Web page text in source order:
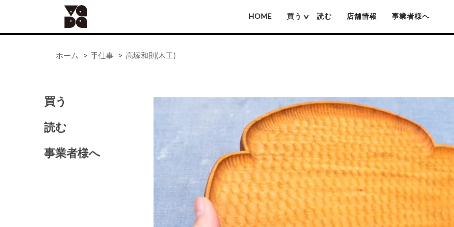
HOME 買う
池城拓真
池本惣一
岡本芳久
いずみ窯 島袋工房
神谷窯
賀上隼敬(木彫り熊)
難波行秀(木工)
高塚和則(木工)
松本寛司(木工)
井上湧(竹細工)
吉原信治郎(
読む 店舗情報 事業者様へ
ホーム > 手仕事 > 高塚和則(木工)
買う
器
手仕事
食の道具
41世紀（バッグ）
読む
事業者様へ